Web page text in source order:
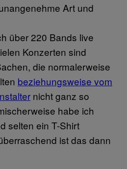
Art und
über 220 Bands live
Konzerten sind
die normalerweise
beziehungsweise vom
nicht ganz so
habe ich
selten ein T-Shirt
ist das dann